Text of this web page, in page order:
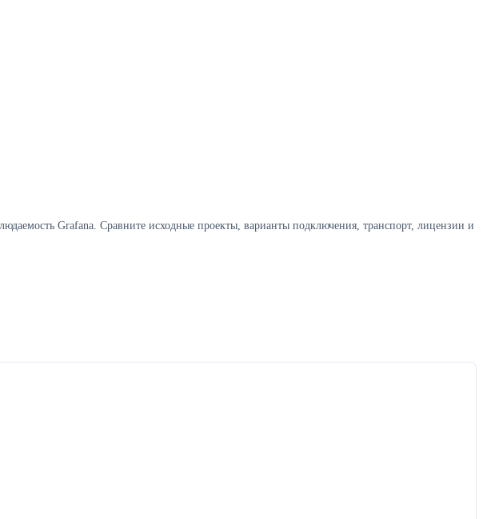
Grafana. Сравните исходные проекты, варианты подключения, транспорт, лицензии и